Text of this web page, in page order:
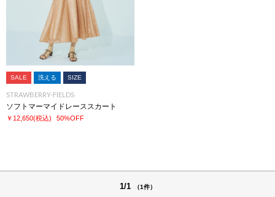
SALE 洗える SIZE
STRAWBERRY-FIELDS
ソフトマーマイドレーススカート
￥12,650(税込) 50%OFF
1/1 （1件）